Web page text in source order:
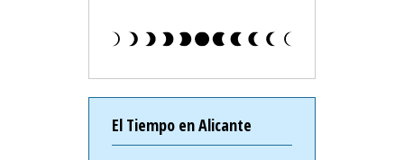
El Tiempo en Alicante